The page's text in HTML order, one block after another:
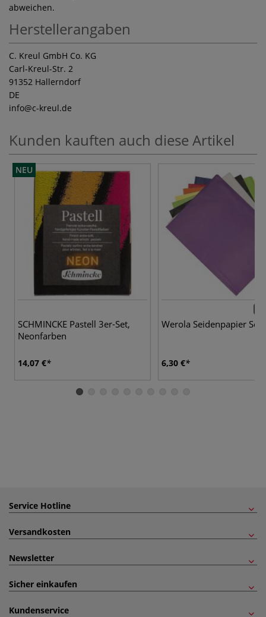
abweichen.
Herstellerangaben
C. Kreul GmbH Co. KG
Carl-Kreul-Str. 2
91352 Hallerndorf
DE
info@c-kreul.de
Kunden kauften auch diese Artikel
NEU
SCHMINCKE Pastell 3er-Set,
Neonfarben
14,07 €
Werola Seidenpapier Sea
6,30 €
Service Hotline
Versandkosten
Newsletter
Sicher einkaufen
Kundenservice